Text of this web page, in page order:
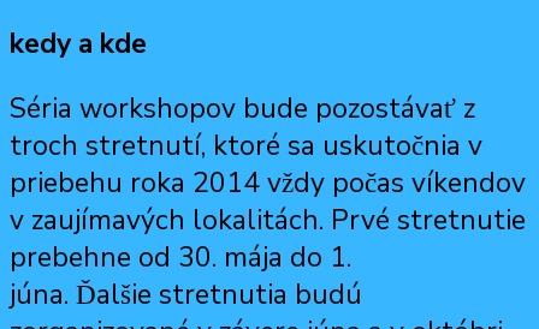
kedy a kde
Séria workshopov bude pozostávať z
troch stretnutí, ktoré sa uskutočnia v
priebehu roka 2014 vždy počas víkendov
v zaujímavých lokalitách. Prvé stretnutie
prebehne od 30. mája do 1.
júna. Ďalšie stretnutia budú